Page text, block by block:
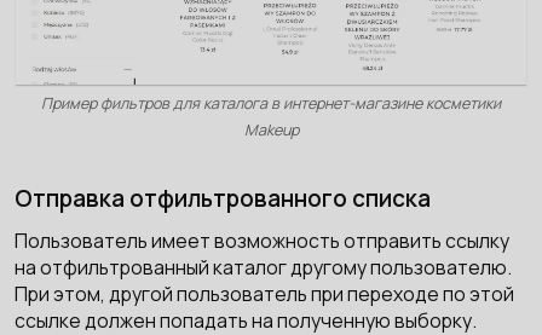
Пример фильтров для каталога в интернет-магазине косметики
Makeup
Отправка отфильтрованного списка
Пользователь имеет возможность отправить ссылку
на отфильтрованный каталог другому пользователю.
При этом, другой пользователь при переходе по этой
ссылке должен попадать на полученную выборку.